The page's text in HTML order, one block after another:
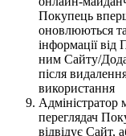
Покупець
оновлюються
інформації
ним Сайту/
після
використання
Адміністратор
переглядач
відвідує Сайт,